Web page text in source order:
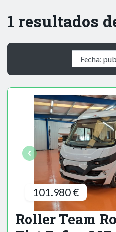
1 resultados
101.980 €
Roller Team